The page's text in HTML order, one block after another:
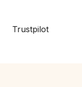
Trustpilot